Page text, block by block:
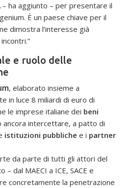
– ha aggiunto – per presentare il
È un paese chiave per il
dimostra l’interesse già
e ruolo delle
, elaborato insieme a
in luce 8 miliardi di euro di
le imprese italiane dei beni
ancora intercettare, a patto di
istituzioni pubbliche e i partner
da parte di tutti gli attori del
– dal MAECI a ICE, SACE e
concretamente la penetrazione